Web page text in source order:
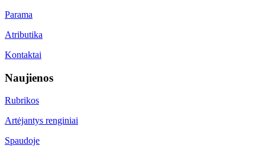
Parama
Atributika
Kontaktai
Naujienos
Rubrikos
Artėjantys renginiai
Spaudoje